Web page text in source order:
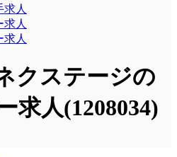
求人
人
人
クステージの
求人(1208034)